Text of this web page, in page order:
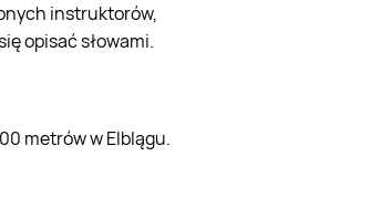
instruktorów,
opisać słowami.
metrów w Elblągu.